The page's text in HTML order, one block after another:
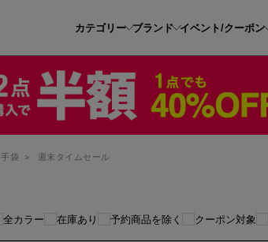
カテゴリー ブランド イベント/クーポン
手袋 > 週末タイムセール
全カラー 在庫あり 予約商品を除く クーポン対象